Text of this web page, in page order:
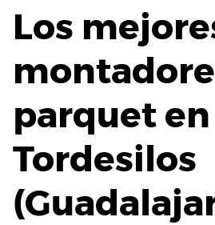
Los
parquet en
Tordesilos